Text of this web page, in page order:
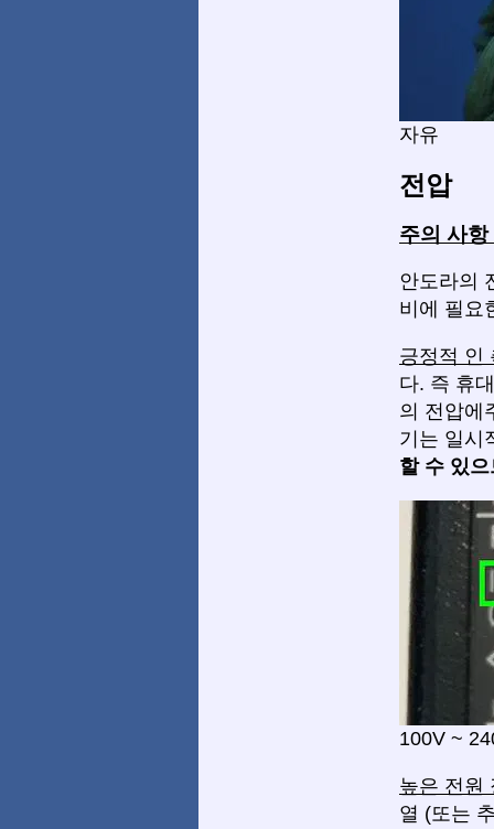
자유
전압
주의 사
안도라의
비에 필요
긍정적 인
다. 즉 휴
의 전압에
기는 일시
할 수 있
100V ~
높은 전원
열 (또는